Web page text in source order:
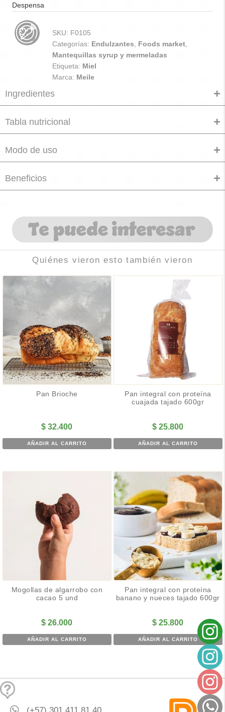
Despensa
SKU: F0105
Categorías: Endulzantes Foods market
Mantequillas syrup y mermeladas
Etiqueta: Miel
Marca: Meile
Ingredientes
Tabla nutricional
Modo de uso
Beneficios
Quiénes vieron esto también vieron
Pan Brioche
$ 32.400
AÑADIR AL CARRITO
Pan integral con proteína
cuajada tajado 600gr
$ 25.800
AÑADIR AL CARRITO
Mogollas de algarrobo con
cacao 5 und
$ 26.000
AÑADIR AL CARRITO
Pan integral con proteína
banano y nueces tajado 600gr
$ 25.800
AÑADIR AL CARRITO